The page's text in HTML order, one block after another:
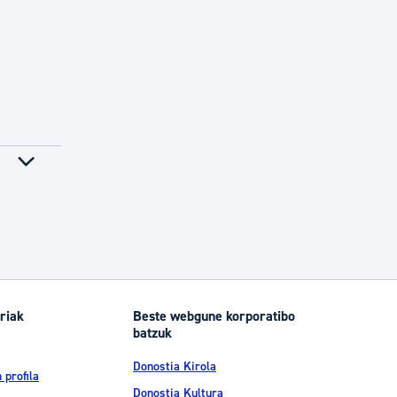
profila
Beste webgune korporatibo
batzuk
Donostia Kirola
Donostia Kultura